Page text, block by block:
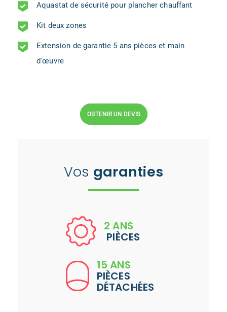
Aquastat de sécurité pour plancher chauffant
Kit deux zones
Extension de garantie 5 ans pièces et main
d'œuvre
OBTENIR UN DEVIS
Vos garanties
2 ANS
PIÈCES
15 ANS
PIÈCES
DÉTACHÉES